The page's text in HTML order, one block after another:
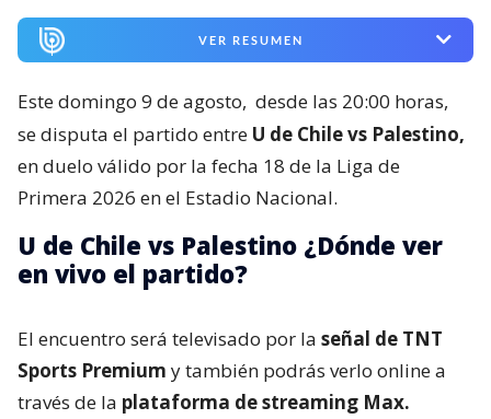
VER RESUMEN
Este domingo 9 de agosto, desde las 20:00 horas,
se disputa el partido entre U de Chile vs Palestino,
en duelo válido por la fecha 18 de la Liga de
Primera 2026 en el Estadio Nacional.
U de Chile vs Palestino ¿Dónde ver
en vivo el partido?
El encuentro será televisado por la señal de TNT
Sports Premium y también podrás verlo online a
través de la plataforma de streaming Max.